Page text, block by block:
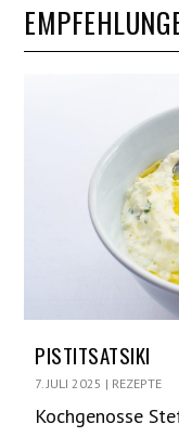
PISTITSATSIKI
7. JULI 2025 | REZEPTE
Kochgenosse